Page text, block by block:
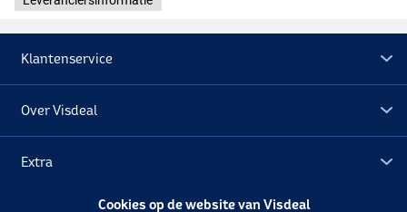
Klantenservice
Over Visdeal
Extra
Cookies op de website van Visdeal